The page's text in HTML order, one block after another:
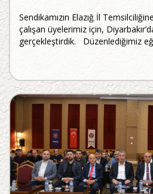
Sendikamızın Elazığ İl
çalışan üyelerimiz için,
gerçekleştirdik. Düzenlediğimiz